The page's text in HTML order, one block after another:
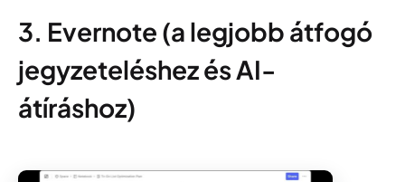
3. Evernote (a legjobb átfogó
jegyzeteléshez és AI-
átíráshoz)